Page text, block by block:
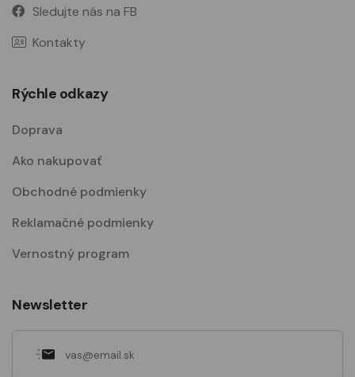
Sledujte nás na FB
Kontakty
Rýchle odkazy
Doprava
Ako nakupovať
Obchodné podmienky
Reklamačné podmienky
Vernostný program
Newsletter